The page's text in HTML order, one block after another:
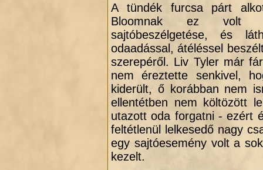
A tündék furcsa párt
Bloomnak ez volt
sajtóbeszélgetése, és
odaadással, átéléssel
szerepéről. Liv Tyler már
nem éreztette senkivel,
kiderült, ő korábban nem
ellentétben nem költözött
utazott oda forgatni - ezért
feltétlenül lelkesedő nagy
egy sajtóesemény volt a
kezelt.